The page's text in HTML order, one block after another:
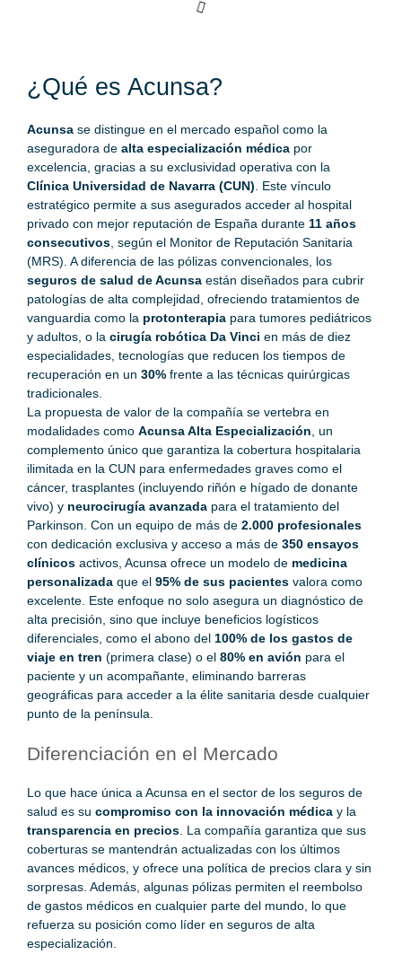
¿Qué es Acunsa?
Acunsa se distingue en el mercado español como la
aseguradora de alta especialización médica por
excelencia, gracias a su exclusividad operativa con la
Clínica Universidad de Navarra (CUN) . Este vínculo
estratégico permite a sus asegurados acceder al hospital
privado con mejor reputación de España durante 11 años
consecutivos , según el Monitor de Reputación Sanitaria
(MRS). A diferencia de las pólizas convencionales, los
seguros de salud de Acunsa están diseñados para cubrir
patologías de alta complejidad, ofreciendo tratamientos de
vanguardia como la protonterapia para tumores pediátricos
y adultos, o la cirugía robótica Da Vinci en más de diez
especialidades, tecnologías que reducen los tiempos de
recuperación en un 30% frente a las técnicas quirúrgicas
tradicionales.
La propuesta de valor de la compañía se vertebra en
modalidades como Acunsa Alta Especialización , un
complemento único que garantiza la cobertura hospitalaria
ilimitada en la CUN para enfermedades graves como el
cáncer, trasplantes (incluyendo riñón e hígado de donante
vivo) y neurocirugía avanzada para el tratamiento del
Parkinson. Con un equipo de más de 2.000 profesionales
con dedicación exclusiva y acceso a más de 350 ensayos
clínicos activos, Acunsa ofrece un modelo de medicina
personalizada que el 95% de sus pacientes valora como
excelente. Este enfoque no solo asegura un diagnóstico de
alta precisión, sino que incluye beneficios logísticos
diferenciales, como el abono del 100% de los gastos de
viaje en tren (primera clase) o el 80% en avión para el
paciente y un acompañante, eliminando barreras
geográficas para acceder a la élite sanitaria desde cualquier
punto de la península.
Diferenciación en el Mercado
Lo que hace única a Acunsa en el sector de los seguros de
salud es su compromiso con la innovación médica y la
transparencia en precios . La compañía garantiza que sus
coberturas se mantendrán actualizadas con los últimos
avances médicos, y ofrece una política de precios clara y sin
sorpresas. Además, algunas pólizas permiten el reembolso
de gastos médicos en cualquier parte del mundo, lo que
refuerza su posición como líder en seguros de alta
especialización.